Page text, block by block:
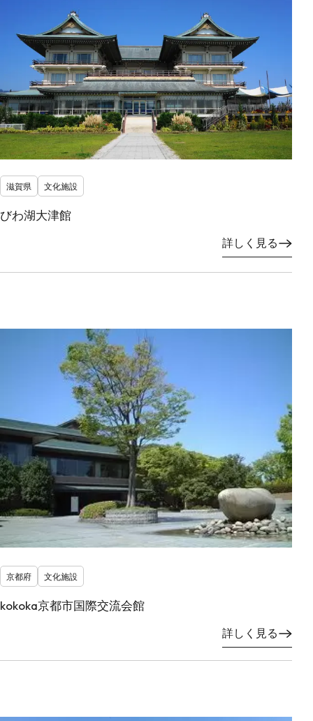
滋賀県 文化施設
びわ湖大津館
詳しく見る
京都府 文化施設
kokoka京都市国際交流会館
詳しく見る